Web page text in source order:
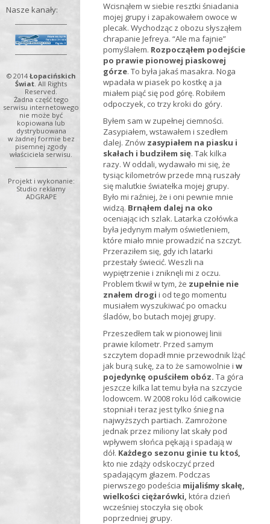
Nasze kanały:
© 2014 Łopacińskich
Świat. All Rights
Reserved.
Żadna część tego
serwisu internetowego
nie może być
kopiowana lub
dystrybuowana
w żadnej formie bez
pisemnej zgody
właściciela serwisu.
Projekt i wykonanie:
Studio reklamy
ADGRAPE
Wcisnąłem w siebie resztki śniadania
mojej grupy i zapakowałem owoce w
plecak. Wychodząc z obozu słysząłem
chrapanie Jefreya. “Ale ma fajnie”
pomyślałem. Rozpocząłem podejście
po prawie pionowej piaskowej
górze. To była jakaś masakra. Noga
wpadała w piasek po kostkę a ja
miałem piąć się pod górę. Robiłem
odpoczyek, co trzy kroki do góry.
Byłem sam w zupełnej ciemności.
Zasypiałem, wstawałem i szedłem
dalej. Znów zasypiałem na piasku i
skałach i budziłem się. Tak kilka
razy. W oddali, wydawało mi się, że
tysiąc kilometrów przede mną ruszały
się malutkie światełka mojej grupy.
Było mi raźniej, że i oni pewnie mnie
widzą. Brnąłem dalej na oko
oceniając ich szlak. Latarka czołówka
była jedynym małym oświetleniem,
które miało mnie prowadzić na szczyt.
Przeraziłem się, gdy ich latarki
przestały świecić. Weszli na
wypiętrzenie i zniknęli mi z oczu.
Problem tkwił w tym, że zupełnie nie
znałem drogi i od tego momentu
musiałem wyszukiwać po omacku
śladów, bo butach mojej grupy.
Przeszedłem tak w pionowej linii
prawie kilometr. Przed samym
szczytem dopadł mnie przewodnik lżąć
jak burą sukę, za to że samowolnie iw
pojedynkę opuściłem obóz. Ta góra
jeszcze kilka lat temu była na szczycie
lodowcem. W 2008 roku lód całkowicie
stopniał i teraz jest tylko śnieg na
najwyższych partiach. Zamrożone
jednak przez miliony lat skały pod
wpływem słońca pękają i spadają w
dół. Każdego sezonu ginie tu ktoś,
kto nie zdąży odskoczyć przed
spadającym głazem. Podczas
pierwszego podeścia mijaliśmy skałę,
wielkości ciężarówki, która dzień
wcześniej stoczyła się obok
poprzedniej grupy.